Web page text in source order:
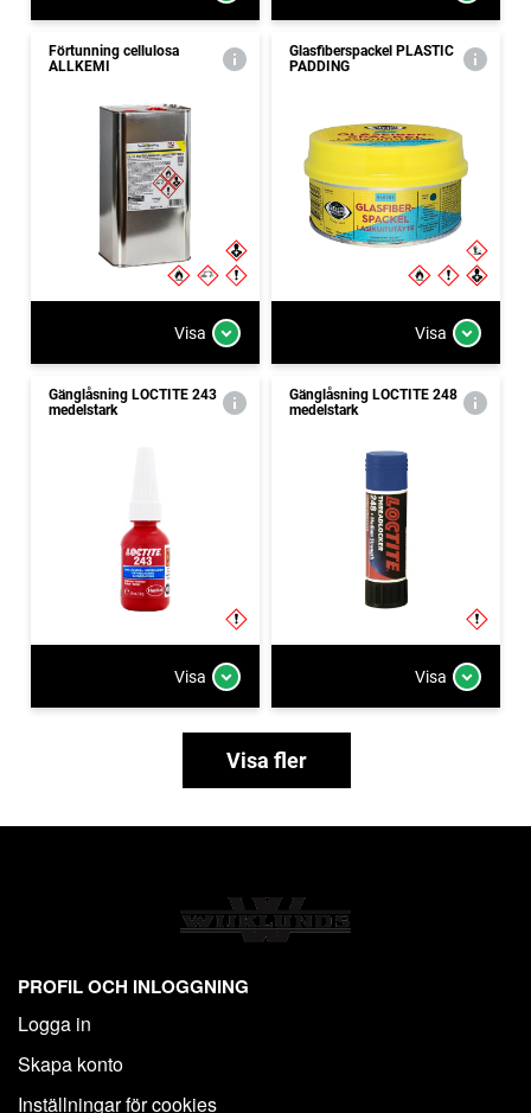
Förtunning cellulosa
ALLKEMI
Visa
Glasfiberspackel PLASTIC
PADDING
Visa
Gänglåsning LOCTITE 243
medelstark
Visa
Gänglåsning LOCTITE 248
medelstark
Visa
Visa fler
PROFIL OCH INLOGGNING
Logga in
Skapa konto
Inställningar för cookies